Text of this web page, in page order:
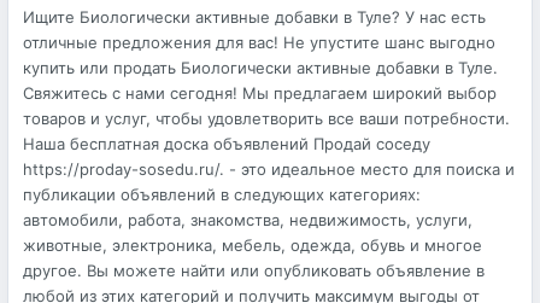
Ищите Биологически активные добавки в Туле? У нас есть
отличные предложения для вас! Не упустите шанс выгодно
купить или продать Биологически активные добавки в Туле.
Свяжитесь с нами сегодня! Мы предлагаем широкий выбор
товаров и услуг, чтобы удовлетворить все ваши потребности.
Наша бесплатная доска объявлений Продай соседу
https://proday-sosedu.ru/. - это идеальное место для поиска и
публикации объявлений в следующих категориях:
автомобили, работа, знакомства, недвижимость, услуги,
животные, электроника, мебель, одежда, обувь и многое
другое. Вы можете найти или опубликовать объявление в
любой из этих категорий и получить максимум выгоды от